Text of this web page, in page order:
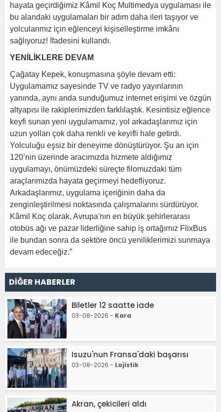
hayata geçirdiğimiz Kâmil Koç Multimedya uygulaması ile
bu alandaki uygulamaları bir adım daha ileri taşıyor ve
yolcularımız için eğlenceyi kişiselleştirme imkânı
sağlıyoruz! İfadesini kullandı.
YENİLİKLERE DEVAM
Çağatay Kepek, konuşmasına şöyle devam etti:
Uygulamamız sayesinde TV ve radyo yayınlarının
yanında, aynı anda sunduğumuz internet erişimi ve özgün
altyapısı ile rakiplerimizden farklılaştık. Kesintisiz eğlence
keyfi sunan yeni uygulamamız, yol arkadaşlarımız için
uzun yolları çok daha renkli ve keyifli hale getirdi.
Yolculuğu eşsiz bir deneyime dönüştürüyor. Şu an için
120’nin üzerinde aracımızda hizmete aldığımız
uygulamayı, önümüzdeki süreçte filomuzdaki tüm
araçlarımızda hayata geçirmeyi hedefliyoruz.
Arkadaşlarımız, uygulama içeriğinin daha da
zenginleştirilmesi noktasında çalışmalarını sürdürüyor.
Kâmil Koç olarak, Avrupa'nın en büyük şehirlerarası
otobüs ağı ve pazar liderliğine sahip iş ortağımız FlixBus
ile bundan sonra da sektöre öncü yeniliklerimizi sunmaya
devam edeceğiz.”
DİĞER HABERLER
Biletler 12 saatte iade
03-08-2026 - Kara
Isuzu'nun Fransa'daki başarısı
03-08-2026 - Lojistik
Akran, çekicileri aldı